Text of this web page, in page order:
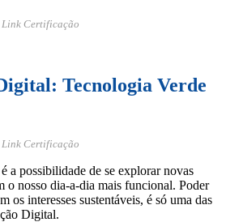
Link Certificação
Tecnologia Verde
Link Certificação
a possibilidade de se explorar novas
o nosso dia-a-dia mais funcional. Poder
os interesses sustentáveis, é só uma das
Digital.